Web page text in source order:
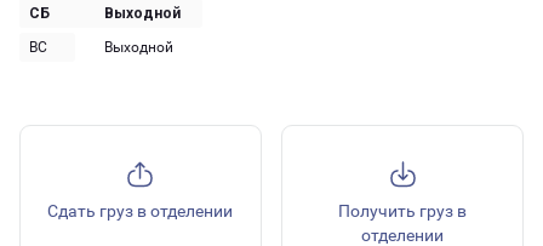
СБ
Выходной
ВС
Выходной
Сдать груз в отделении
Получить груз в
отделении